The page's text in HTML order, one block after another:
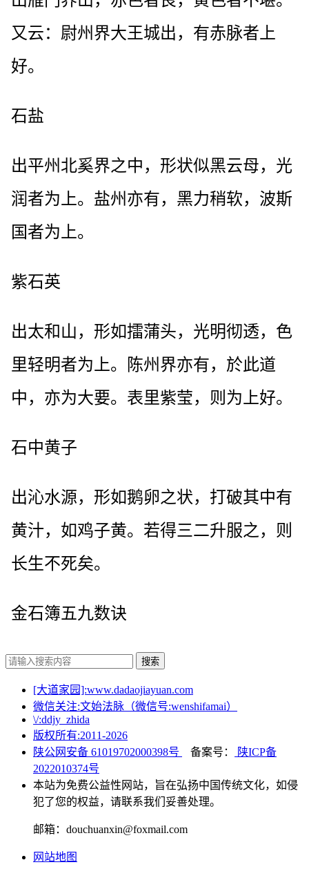
又云：尉州界大王城出，有赤脉者上
好。
石盐
出平州北奚界之中，形状似黑云母，光
润者为上。盐州亦有，黑力稍软，波斯
国者为上。
紫石英
出太和山，形如擂蒲头，光明彻透，色
里轻明者为上。陈州界亦有，於此道
中，亦为大要。表里紫莹，则为上好。
石中黄子
出沁水源，形如鹅卵之状，打破其中有
黄汁，如鸡子黄。若得三二升服之，则
长生不死矣。
金石簿五九数诀
搜索
[大道家园]:www.dadaojiayuan.com
微信关注:文始法脉（微信号:wenshifamai）
\/:ddjy_zhida
版权所有:2011-2026
陕公网安备 61019702000398号
备案号：
陕ICP备
2022010374号
本站为免费公益性网站，旨在弘扬中国传统文化，如侵
犯了您的权益，请联系我们妥善处理。
邮箱：douchuanxin@foxmail.com
网站地图